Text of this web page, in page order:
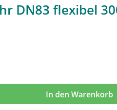
DN83 flexibel
In den Warenkorb